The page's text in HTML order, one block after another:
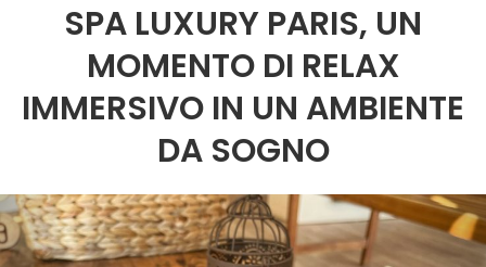
SPA LUXURY PARIS, UN
MOMENTO DI RELAX
IMMERSIVO IN UN AMBIENTE
DA SOGNO